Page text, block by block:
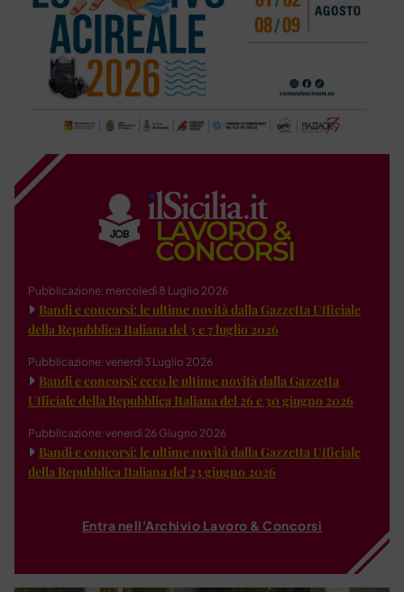
Pubblicazione: mercoledì 8 Luglio 2026
Bandi e concorsi: le ultime novità dalla Gazzetta Ufficiale
della Repubblica Italiana del 3 e 7 luglio 2026
Pubblicazione: venerdì 3 Luglio 2026
Bandi e concorsi: ecco le ultime novità dalla Gazzetta
Ufficiale della Repubblica Italiana del 26 e 30 giugno 2026
Pubblicazione: venerdì 26 Giugno 2026
Bandi e concorsi: le ultime novità dalla Gazzetta Ufficiale
della Repubblica Italiana del 23 giugno 2026
Entra nell'Archivio Lavoro & Concorsi